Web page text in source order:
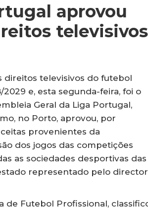
aprovou
televisivos
direitos televisivos do futebol
e, esta segunda-feira, foi o
Geral da Liga Portugal,
no Porto, aprovou, por
provenientes da
dos jogos das competições
as sociedades desportivas das
representado pelo director
de Futebol Profissional,